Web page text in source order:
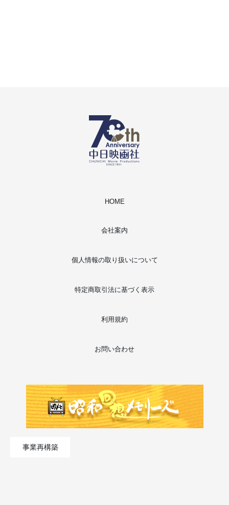
HOME
会社案内
個人情報の取り扱いについて
特定商取引法に基づく表示
利用規約
お問い合わせ
事業再構築